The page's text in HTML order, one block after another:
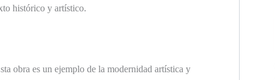
histórico y artístico.
obra es un ejemplo de la modernidad artística y